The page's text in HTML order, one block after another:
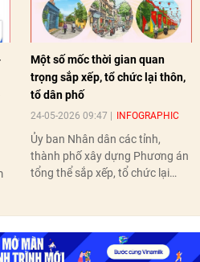
Một số mốc thời gian quan
trọng sắp xếp, tổ chức lại thôn,
tổ dân phố
24-05-2026 09:47 INFOGRAPHIC
Ủy ban Nhân dân các tỉnh,
thành phố xây dựng Phương án
tổng thể sắp xếp, tổ chức lại